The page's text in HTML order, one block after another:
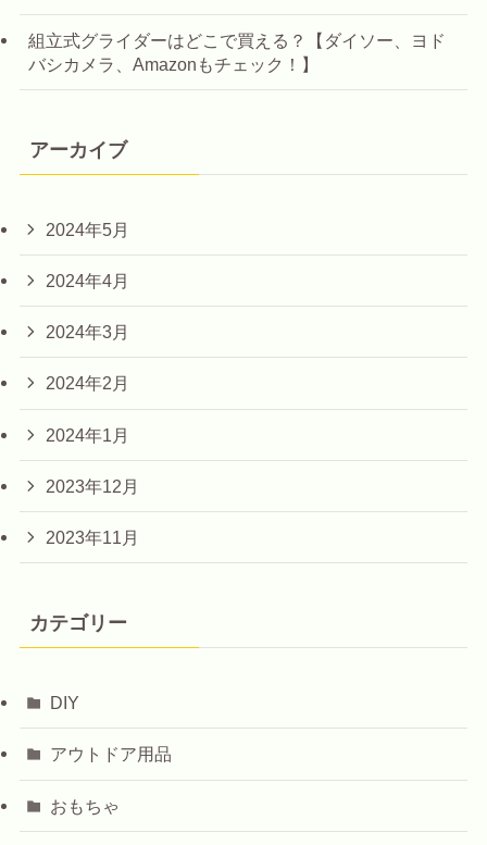
組立式グライダーはどこで買える？【ダイソー、ヨド
バシカメラ、Amazonもチェック！】
アーカイブ
2024年5月
2024年4月
2024年3月
2024年2月
2024年1月
2023年12月
2023年11月
カテゴリー
DIY
アウトドア用品
おもちゃ